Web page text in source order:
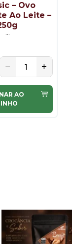
– Ovo
Ao Leite –
...
− +
AO